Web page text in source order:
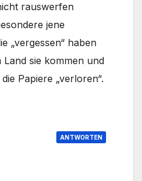
rauswerfen
jene
„vergessen“ haben
Land sie kommen und
Papiere „verloren“.
ANTWORTEN